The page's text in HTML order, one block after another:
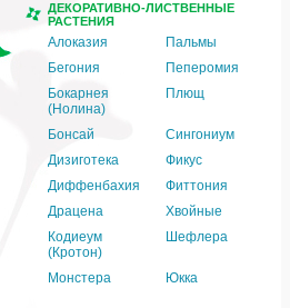
ДЕКОРАТИВНО-ЛИСТВЕННЫЕ
РАСТЕНИЯ
Алоказия
Пальмы
Бегония
Пеперомия
Бокарнея
(Нолина)
Плющ
Бонсай
Сингониум
Дизиготека
Фикус
Диффенбахия
Фиттония
Драцена
Хвойные
Кодиеум
(Кротон)
Шефлера
Монстера Юкка